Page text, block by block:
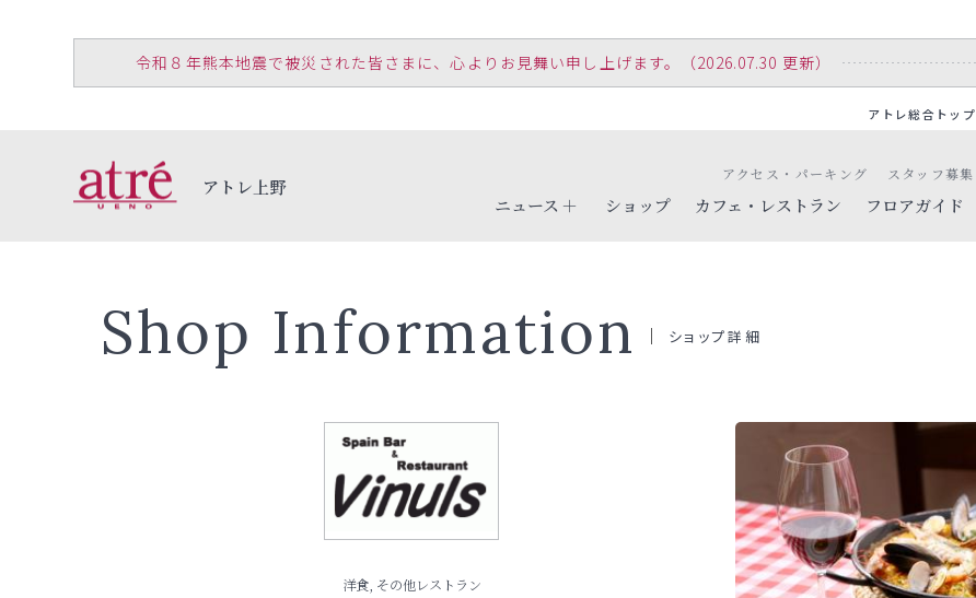
令和８年熊本地震で被災された皆さまに、心よりお見舞い申し上げます。（2026.07.30 更新）
アトレ総合トップ
アトレ上野
ニュース
ショップ カフェ・レストラン フロアガイド
アクセス・パーキング スタッフ募集
Shop Information ショップ詳細
洋食, その他レストラン